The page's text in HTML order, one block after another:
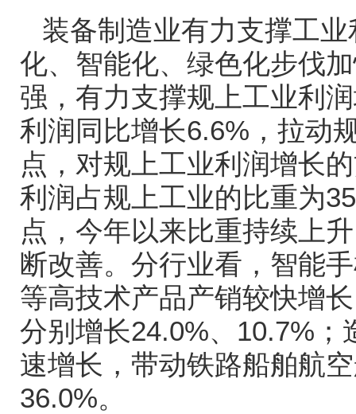
装备制造业有力支撑工
化、智能化、绿色化步伐
强，有力支撑规上工业利
利润同比增长6.6% ，拉动
点，对规上工业利润增长
利润占规上工业的比重为
点，今年以来比重持续上
断改善。分行业看，智能
等高技术产品产销较快增
分别增长24.0%、 10.7%
速增长，带动铁路船舶航
36.0%。